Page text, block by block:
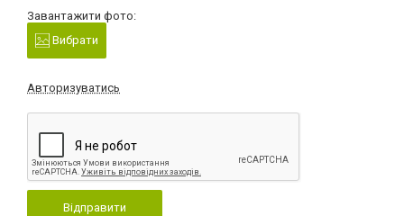
Завантажити фото:
Вибрати
Авторизуватись
Відправити